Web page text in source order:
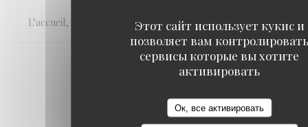
Этот сайт использует кукис и
позволяет вам
сервисы которые вы хотите
активировать
Ок, все активировать
L’accueil, le cadre et la cuisine.
2 3